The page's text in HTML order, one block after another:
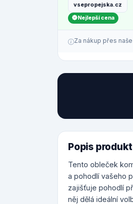
vsepropejska.cz
Nejlepší cena
Za nákup přes
Popis
Tento obleček
a pohodlí vašeho
zajišťuje pohodlí
něj dělá ideální